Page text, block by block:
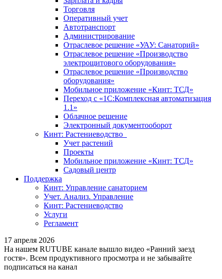
Торговля
Оперативный учет
Автотранспорт
Администрирование
Отраслевое решение «УАУ: Санаторий»
Отраслевое решение «Производство
электрощитового оборудования»
Отраслевое решение «Производство
оборудования»
Мобильное приложение «Кинт: ТСД»
Переход с «1С:Комплексная автоматизация
1.1»
Облачное решение
Электронный документооборот
Кинт: Растениеводство
Учет растений
Проекты
Мобильное приложение «Кинт: ТСД»
Садовый центр
Поддержка
Кинт: Управление санаторием
Учет. Анализ. Управление
Кинт: Растениеводство
Услуги
Регламент
17 апреля 2026
На нашем RUTUBE канале вышло видео «Ранний заезд
гостя». Всем продуктивного просмотра и не забывайте
подписаться на канал